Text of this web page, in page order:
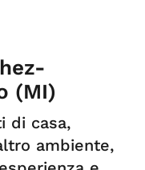
(MI)
di casa,
ambiente,